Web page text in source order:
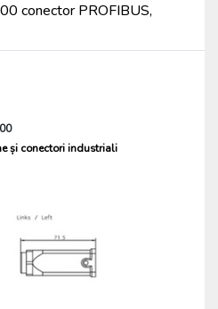
conector PROFIBUS,
și conectori industriali